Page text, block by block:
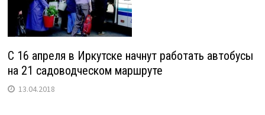
C 16 апреля в Иркутске начнут работать автобусы
на 21 садоводческом маршруте
13.04.2018